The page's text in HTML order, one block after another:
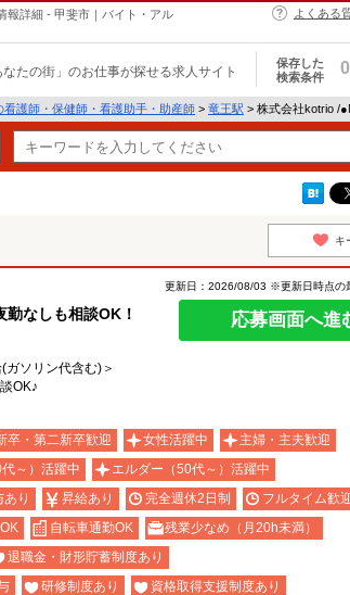
報詳細 - 甲斐市｜バイト・アル
よくある
なたの街」のお仕事が探せる求人サイト
保存した
検索条件
0
看護師・保健師・看護助手・助産師 > 竜王駅 > 株式会社kotrio /
キ
なしも相談OK！
更新日：2026/08/03 ※更新日時点の
応募画面へ進
ソリン代含む)＞
OK♪
卒・第二新卒歓迎 女性活躍中
主婦・主夫歓迎
～）活躍中
エルダー（50代～）活躍中
り 昇給あり 完全週休2日制
フルタイム歓
自転車通勤OK
残業少なめ（月20h未満）
退職金・財形貯蓄制度あり
研修制度あり 資格取得支援制度あり